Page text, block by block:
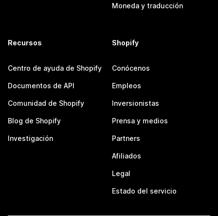
Moneda y traducción
Recursos
Centro de ayuda de Shopify
Documentos de API
Comunidad de Shopify
Blog de Shopify
Investigación
Shopify
Conócenos
Empleos
Inversionistas
Prensa y medios
Partners
Afiliados
Legal
Estado del servicio